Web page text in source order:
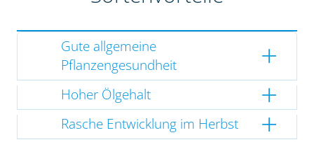
Gute allgemeine
Pflanzengesundheit
Hoher Ölgehalt
Rasche Entwicklung im Herbst